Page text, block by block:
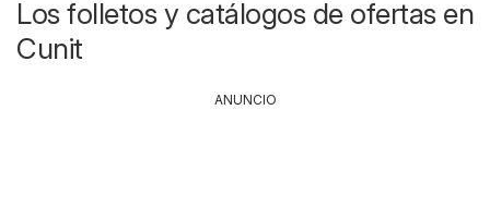
Los folletos y catálogos de ofertas en
Cunit
ANUNCIO